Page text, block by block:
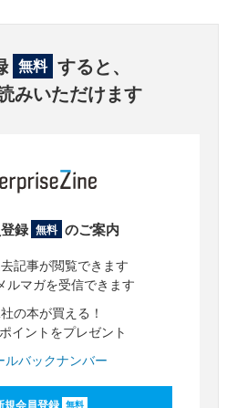
無料 すると、
みいただけます
録 無料 のご案内
記事が閲覧できます
ルマガを受信できます
の本が買える！
イントをプレゼント
ルバックナンバー
規会員登録 無料